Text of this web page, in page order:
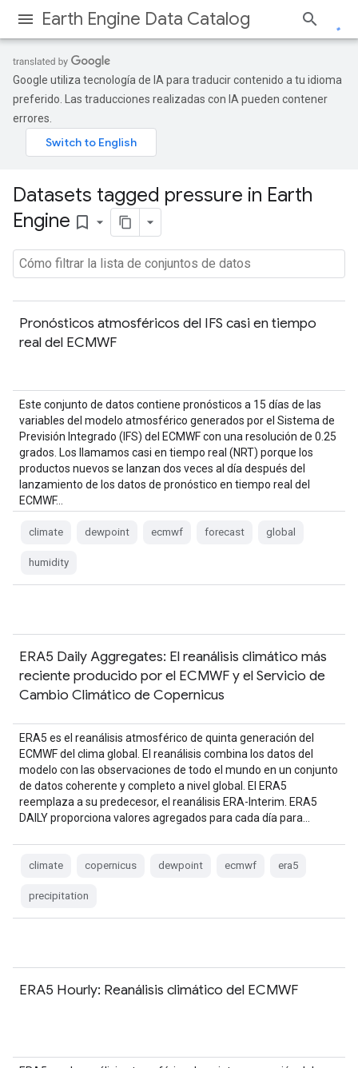
Earth Engine Data Catalog
Google utiliza tecnología de IA para traducir contenido a tu idioma
preferido. Las traducciones realizadas con IA pueden contener
errores.
Datasets tagged pressure in Earth
Engine bookmark_border
Pronósticos atmosféricos del IFS casi en tiempo
real del ECMWF
Este conjunto de datos contiene pronósticos a 15 días de las
variables del modelo atmosférico generados por el Sistema de
Previsión Integrado (IFS) del ECMWF con una resolución de 0.25
grados. Los llamamos casi en tiempo real (NRT) porque los
productos nuevos se lanzan dos veces al día después del
lanzamiento de los datos de pronóstico en tiempo real del
ECMWF…
climate dewpoint ecmwf forecast global
humidity
ERA5 Daily Aggregates: El reanálisis climático más
reciente producido por el ECMWF y el Servicio de
Cambio Climático de Copernicus
ERA5 es el reanálisis atmosférico de quinta generación del
ECMWF del clima global. El reanálisis combina los datos del
modelo con las observaciones de todo el mundo en un conjunto
de datos coherente y completo a nivel global. El ERA5
reemplaza a su predecesor, el reanálisis ERA-Interim. ERA5
DAILY proporciona valores agregados para cada día para…
climate copernicus dewpoint ecmwf era5
precipitation
ERA5 Hourly: Reanálisis climático del ECMWF